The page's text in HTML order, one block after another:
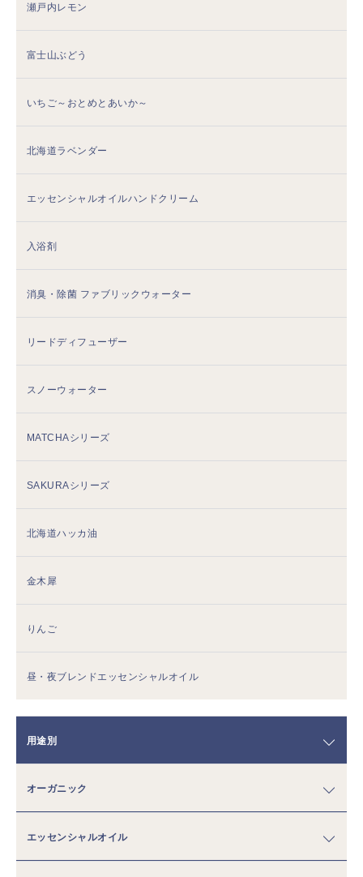
瀬戸内レモン
富士山ぶどう
いちご～おとめとあいか～
北海道ラベンダー
エッセンシャルオイルハンドクリーム
入浴剤
消臭・除菌 ファブリックウォーター
リードディフューザー
スノーウォーター
MATCHAシリーズ
SAKURAシリーズ
北海道ハッカ油
金木犀
りんご
昼・夜ブレンドエッセンシャルオイル
用途別
オーガニック
エッセンシャルオイル